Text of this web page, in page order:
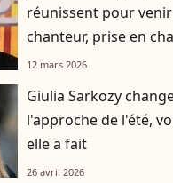
réunissent pour
chanteur, prise en
12 mars 2026
Giulia Sarkozy
l'approche de l'été,
elle a fait
26 avril 2026